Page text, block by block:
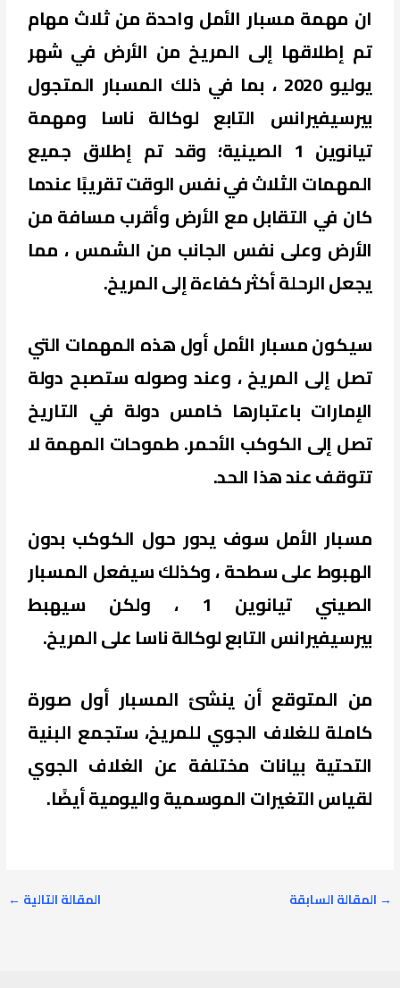
ان مهمة مسبار الأمل واحدة من ثلاث مهام
تم إطلاقها إلى المريخ من الأرض في شهر
يوليو 2020 ، بما في ذلك المسبار المتجول
بيرسيفيرانس التابع لوكالة ناسا ومهمة
تيانوين 1 الصينية؛ وقد تم إطلاق جميع
المهمات الثلاث في نفس الوقت تقريبًا عندما
كان في التقابل مع الأرض وأقرب مسافة من
الأرض وعلى نفس الجانب من الشمس ، مما
يجعل الرحلة أكثر كفاءة إلى المريخ.
سيكون مسبار الأمل أول هذه المهمات التي
تصل إلى المريخ ، وعند وصوله ستصبح دولة
الإمارات باعتبارها خامس دولة في التاريخ
تصل إلى الكوكب الأحمر. طموحات المهمة لا
تتوقف عند هذا الحد.
مسبار الأمل سوف يدور حول الكوكب بدون
الهبوط على سطحة ، وكذلك سيفعل المسبار
الصيني تيانوين 1 ، ولكن سيهبط
بيرسيفيرانس التابع لوكالة ناسا على المريخ.
من المتوقع أن ينشئ المسبار أول صورة
كاملة للغلاف الجوي للمريخ، ستجمع البنية
التحتية بيانات مختلفة عن الغلاف الجوي
لقياس التغيرات الموسمية واليومية أيضًا.
→ المقالة السابقة المقالة التالية ←